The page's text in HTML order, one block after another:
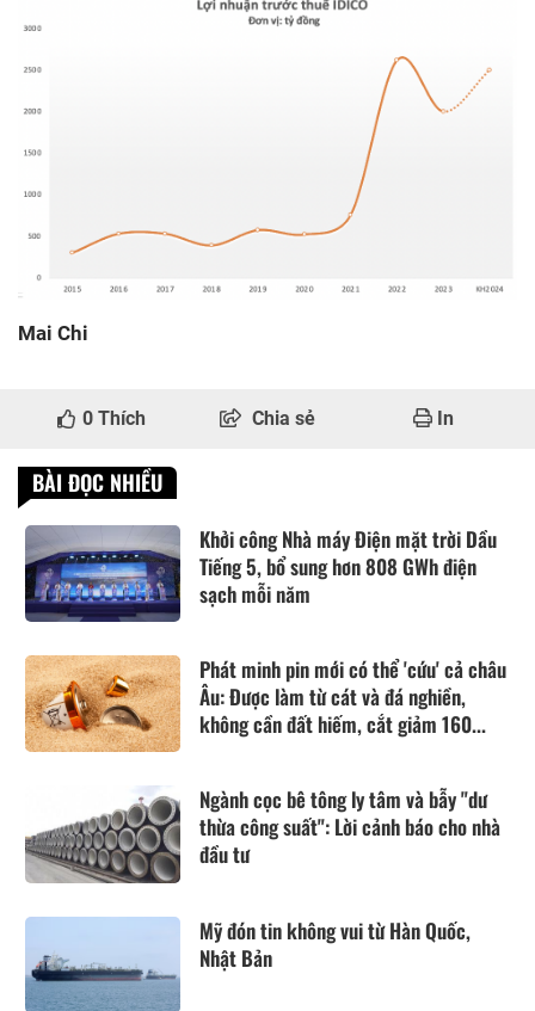
Mai Chi
0 Thích Chia sẻ In
BÀI ĐỌC NHIỀU
Khởi công Nhà máy Điện mặt trời Dầu
Tiếng 5, bổ sung hơn 808 GWh điện
sạch mỗi năm
Phát minh pin mới có thể 'cứu' cả châu
Âu: Được làm từ cát và đá nghiền,
không cần đất hiếm, cắt giảm 160...
Ngành cọc bê tông ly tâm và bẫy "dư
thừa công suất": Lời cảnh báo cho nhà
đầu tư
Mỹ đón tin không vui từ Hàn Quốc,
Nhật Bản